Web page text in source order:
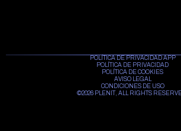
POLÍTICA DE PRIVACIDAD APP
POLÍTICA DE PRIVACIDAD
POLÍTICA DE COOKIES
AVISO LEGAL
CONDICIONES DE USO
©2026 PLENIT, ALL RIGHTS